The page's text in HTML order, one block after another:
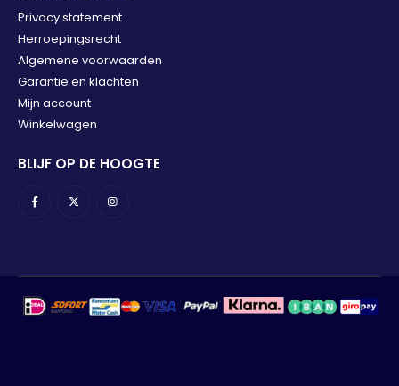
Privacy statement
Herroepingsrecht
Algemene voorwaarden
Garantie en klachten
Mijn account
Winkelwagen
BLIJF OP DE HOOGTE